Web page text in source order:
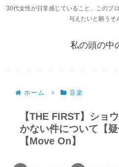
30代女性が日常感じていること、このブ
与えたいと願うそ
私の頭の中
ホーム 音楽
【THE FIRST】ショ
かない件について【疑
【Move On】